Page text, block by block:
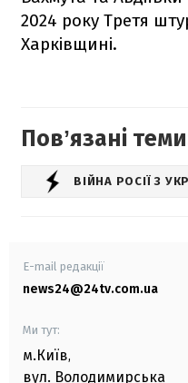
2024 року Третя
Харківщині.
Повʼязані
ВІЙНА РОСІЇ З
E-mail редакції
news24@24tv.com.ua
Ми тут:
м.Київ,
вул. Володимирська